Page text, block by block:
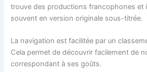
trouve des productions francophones et
souvent en version originale sous-titrée.
La navigation est facilitée par un
Cela permet de découvrir facilement de
correspondant à ses goûts.